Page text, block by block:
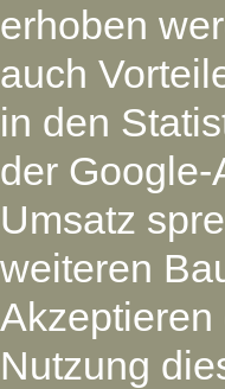
erhoben
auch
in den
der
Umsatz
weiteren
Nutzung